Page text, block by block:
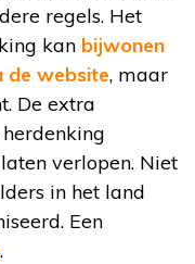
regels. Het
kan bijwonen
de website, maar
De extra
verlopen. Niet
in het land
Een
.